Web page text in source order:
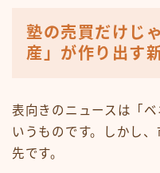
塾の売買だけじ
産」が作り出す
表向きのニュースは「
いうものです。しかし
先です。